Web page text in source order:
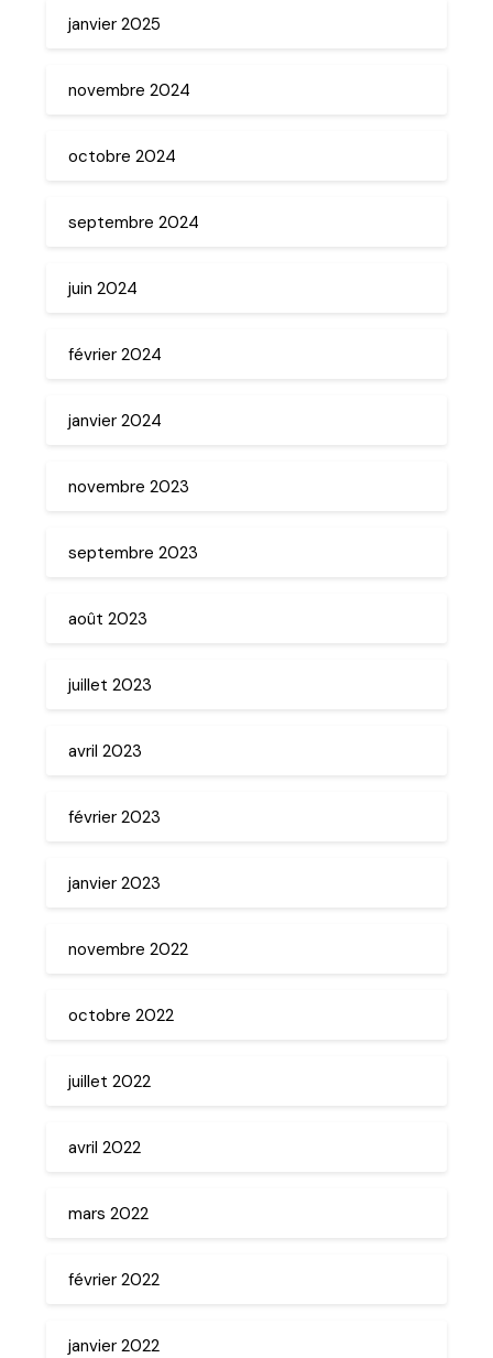
janvier 2025
novembre 2024
octobre 2024
septembre 2024
juin 2024
février 2024
janvier 2024
novembre 2023
septembre 2023
août 2023
juillet 2023
avril 2023
février 2023
janvier 2023
novembre 2022
octobre 2022
juillet 2022
avril 2022
mars 2022
février 2022
janvier 2022